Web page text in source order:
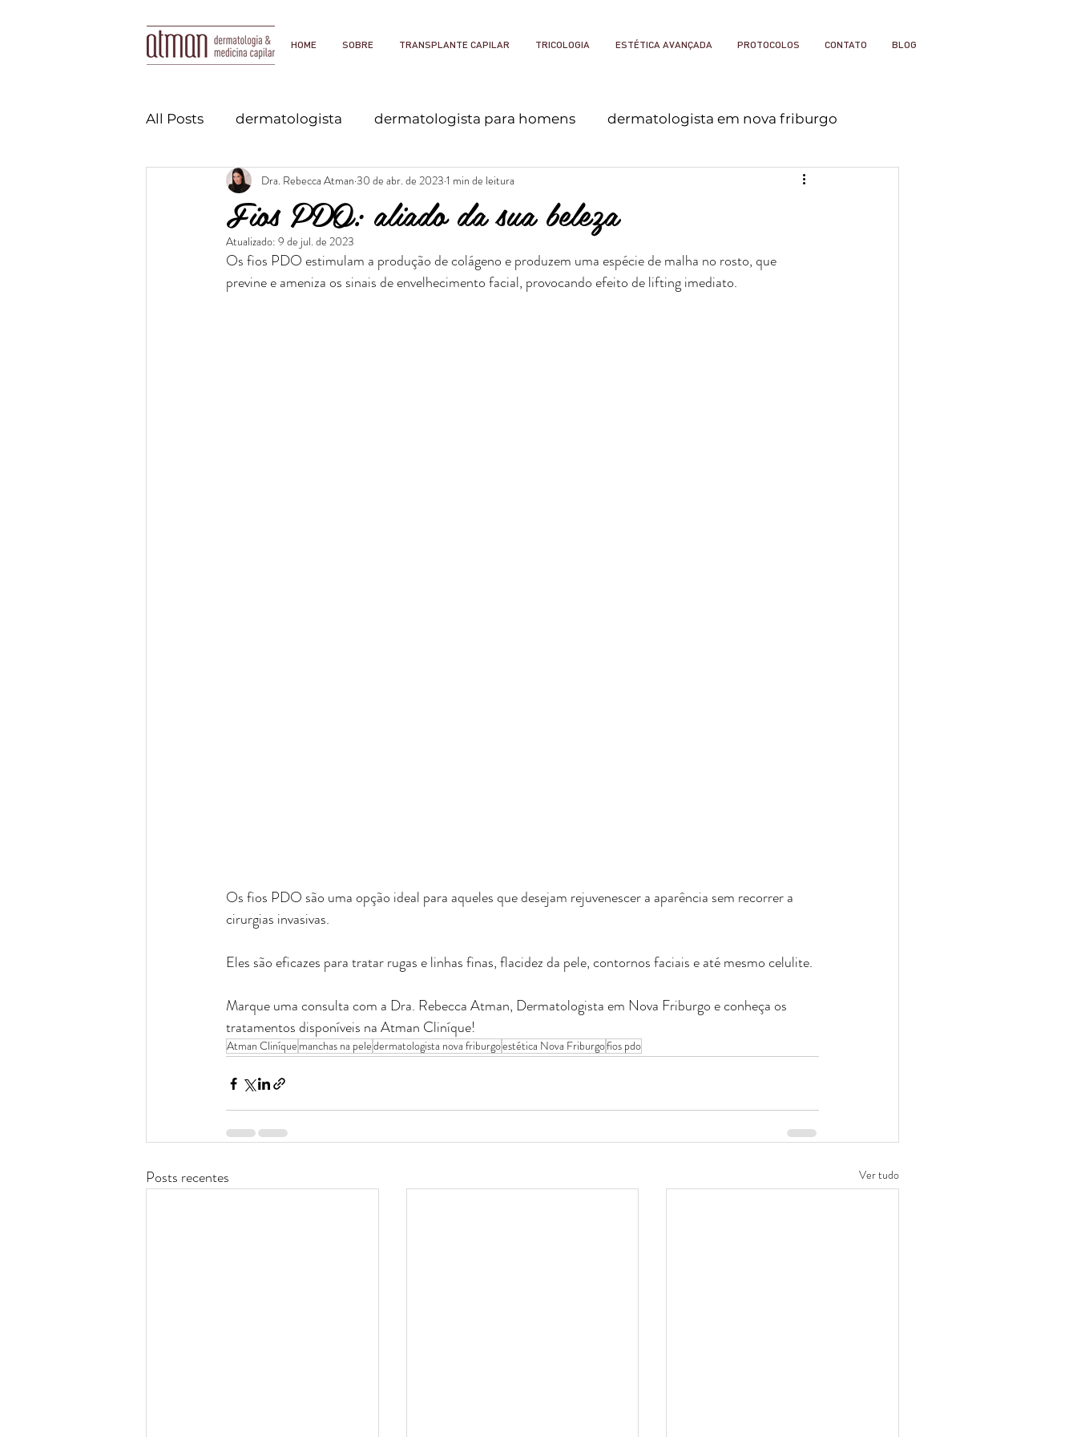
HOME SOBRE TRANSPLANTE CAPILAR TRICOLOGIA ESTÉTICA AVANÇADA PROTOCOLOS CONTATO BLOG
All Posts dermatologista dermatologista para homens dermatologista em nova friburgo
Fios PDO: aliado da sua beleza
Dra. Rebecca Atman 30 de abr. de 2023 1 min de leitura
Atualizado: 9 de jul. de 2023
Os fios PDO estimulam a produção de colágeno e produzem uma espécie de malha no rosto, que
previne e ameniza os sinais de envelhecimento facial, provocando efeito de lifting imediato.
Os fios PDO são uma opção ideal para aqueles que desejam rejuvenescer a aparência sem recorrer a
cirurgias invasivas.
Eles são eficazes para tratar rugas e linhas finas, flacidez da pele, contornos faciais e até mesmo celulite.
Marque uma consulta com a Dra. Rebecca Atman, Dermatologista em Nova Friburgo e conheça os
tratamentos disponíveis na Atman Cliníque!
Atman Cliníque manchas na peledermatologista nova friburgoestética Nova Friburgofios pdo
Posts recentes Ver tudo